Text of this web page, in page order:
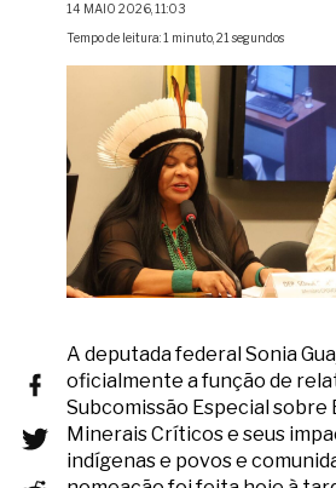
14 MAIO 2026, 11:03
Tempo de leitura: 1 minuto, 21 segundos
A deputada federal Sonia
oficialmente a função de
Subcomissão Especial sobre
Minerais Críticos e seus
indígenas e povos e